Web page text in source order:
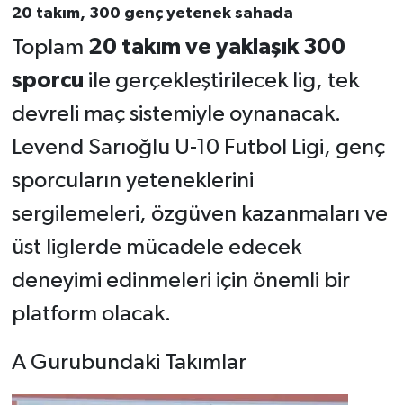
20 takım, 300 genç yetenek sahada
Toplam 20 takım ve yaklaşık 300
sporcu ile gerçekleştirilecek lig, tek
devreli maç sistemiyle oynanacak.
Levend Sarıoğlu U-10 Futbol Ligi, genç
sporcuların yeteneklerini
sergilemeleri, özgüven kazanmaları ve
üst liglerde mücadele edecek
deneyimi edinmeleri için önemli bir
platform olacak.
A Gurubundaki Takımlar